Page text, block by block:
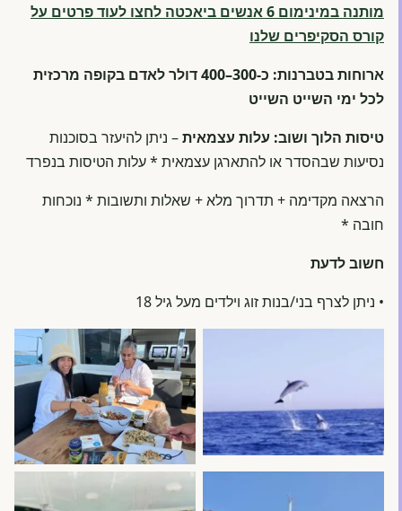
מותנה במינימום 6 אנשים ביאכטה לחצו לעוד פרטים על
קורס הסקיפרים שלנו
ארוחות בטברנות: כ-300–400 דולר לאדם בקופה מרכזית
לכל ימי השייט השייט
טיסות הלוך ושוב: עלות עצמאית– ניתן להיעזר בסוכנות
נסיעות שבהסדר או להתארגן עצמאית * עלות הטיסות בנפרד
הרצאה מקדימה + תדרוך מלא + שאלות ותשובות * נוכחות
חובה *
חשוב לדעת
• ניתן לצרף בני/בנות זוג וילדים מעל גיל 18
No Caption
No Caption